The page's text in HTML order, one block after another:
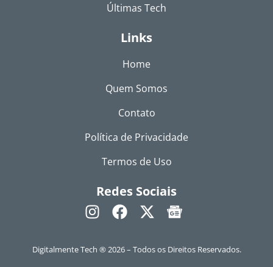
Últimas Tech
Links
Home
Quem Somos
Contato
Política de Privacidade
Termos de Uso
Redes Sociais
Digitalmente Tech ® 2026 – Todos os Direitos Reservados.